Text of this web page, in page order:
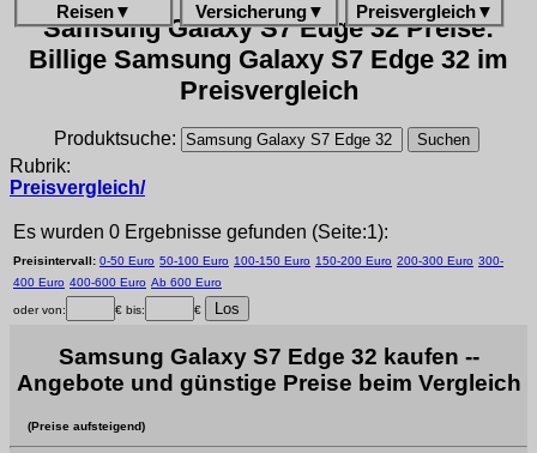
Reisen▼ Versicherung▼ Preisvergleich▼
Samsung Galaxy S7 Edge 32 Preise:
Billige Samsung Galaxy S7 Edge 32 im
Preisvergleich
Produktsuche:
Rubrik:
Preisvergleich/
Es wurden 0 Ergebnisse gefunden (Seite:1):
Preisintervall: 0-50 Euro 50-100 Euro 100-150 Euro 150-200 Euro 200-300 Euro 300-
400 Euro 400-600 Euro Ab 600 Euro
oder von: € bis: €
Samsung Galaxy S7 Edge 32 kaufen --
Angebote und günstige Preise beim Vergleich
(Preise aufsteigend)